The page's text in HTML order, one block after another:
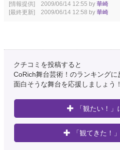
[情報提供] 2009/06/14 12:55 by 華崎
[最終更新] 2009/06/14 12:58 by 華崎
クチコミを投稿すると
CoRich舞台芸術！のランキングに
面白そうな舞台を応援しましょう！
「観たい！
「観てきた！